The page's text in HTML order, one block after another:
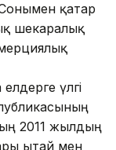
қатар
шекаралық
үлгі
2011 жылдың
Қытай мен